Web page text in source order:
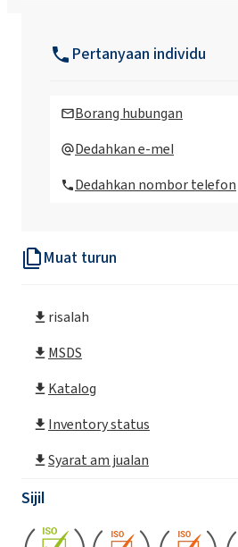
Muat turun
risalah
MSDS
Katalog
Inventory status
Syarat am jualan
Sijil
Rokolub® 60-D-220 (PAG)
Rokolub® 60-D-68 (PAG)
Pertanyaan individu
Borang hubungan
Dedahkan e-mel
Dedahkan nombor telefon